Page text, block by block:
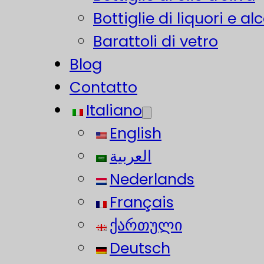
Bottiglie di liquori e
Barattoli di vetro
Blog
Contatto
Italiano
English
العربية
Nederlands
Français
ქართული
Deutsch